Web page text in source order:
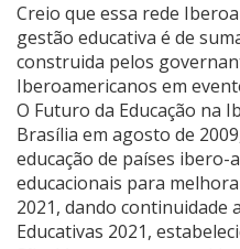
Creio que essa rede
gestão educativa é de
construida pelos
Iberoamericanos em
O Futuro da Educação na
Brasília em agosto de
educação de países
educacionais para
2021, dando continuidade
Educativas 2021,